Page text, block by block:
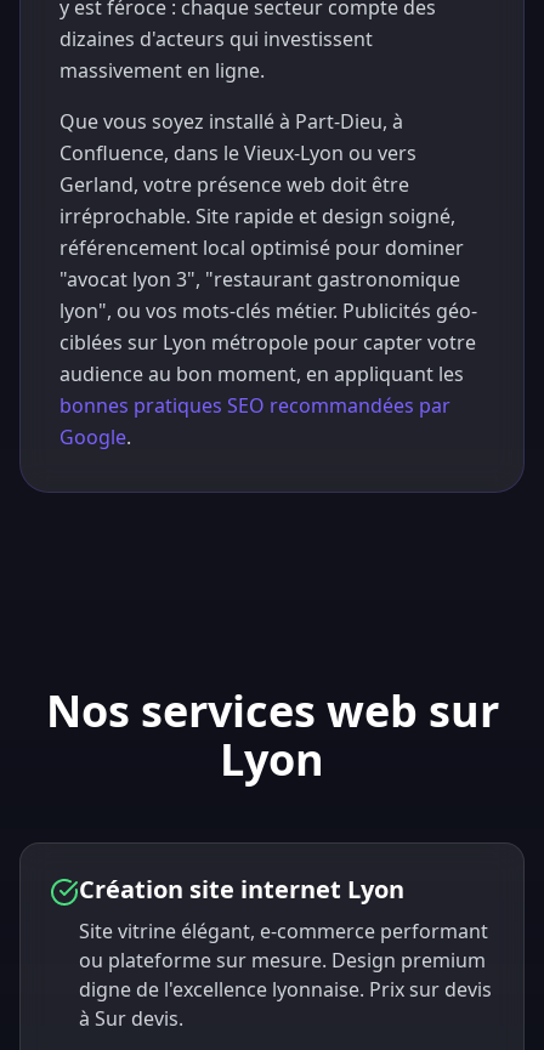
y est féroce : chaque secteur compte des
dizaines d'acteurs qui investissent
massivement en ligne.
Que vous soyez installé à Part-Dieu, à
Confluence, dans le Vieux-Lyon ou vers
Gerland, votre présence web doit être
irréprochable. Site rapide et design soigné,
référencement local optimisé pour dominer
"avocat lyon 3", "restaurant gastronomique
lyon", ou vos mots-clés métier. Publicités géo-
ciblées sur Lyon métropole pour capter votre
audience au bon moment, en appliquant les
bonnes pratiques SEO recommandées par
Google.
Nos services web sur
Lyon
Création site internet Lyon
Site vitrine élégant, e-commerce performant
ou plateforme sur mesure. Design premium
digne de l'excellence lyonnaise. Prix sur devis
à Sur devis.